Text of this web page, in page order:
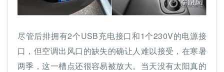
尽管后排拥有2个USB充电接口和1个230V的电源接
口，但空调出风口的缺失的确让人难以接受，在寒暑
两季，这一槽点还很容易被放大。当天没有太阳真的